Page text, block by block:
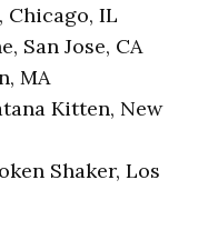
Chicago, IL
San Jose, CA
MA
Kitten, New
Shaker, Los